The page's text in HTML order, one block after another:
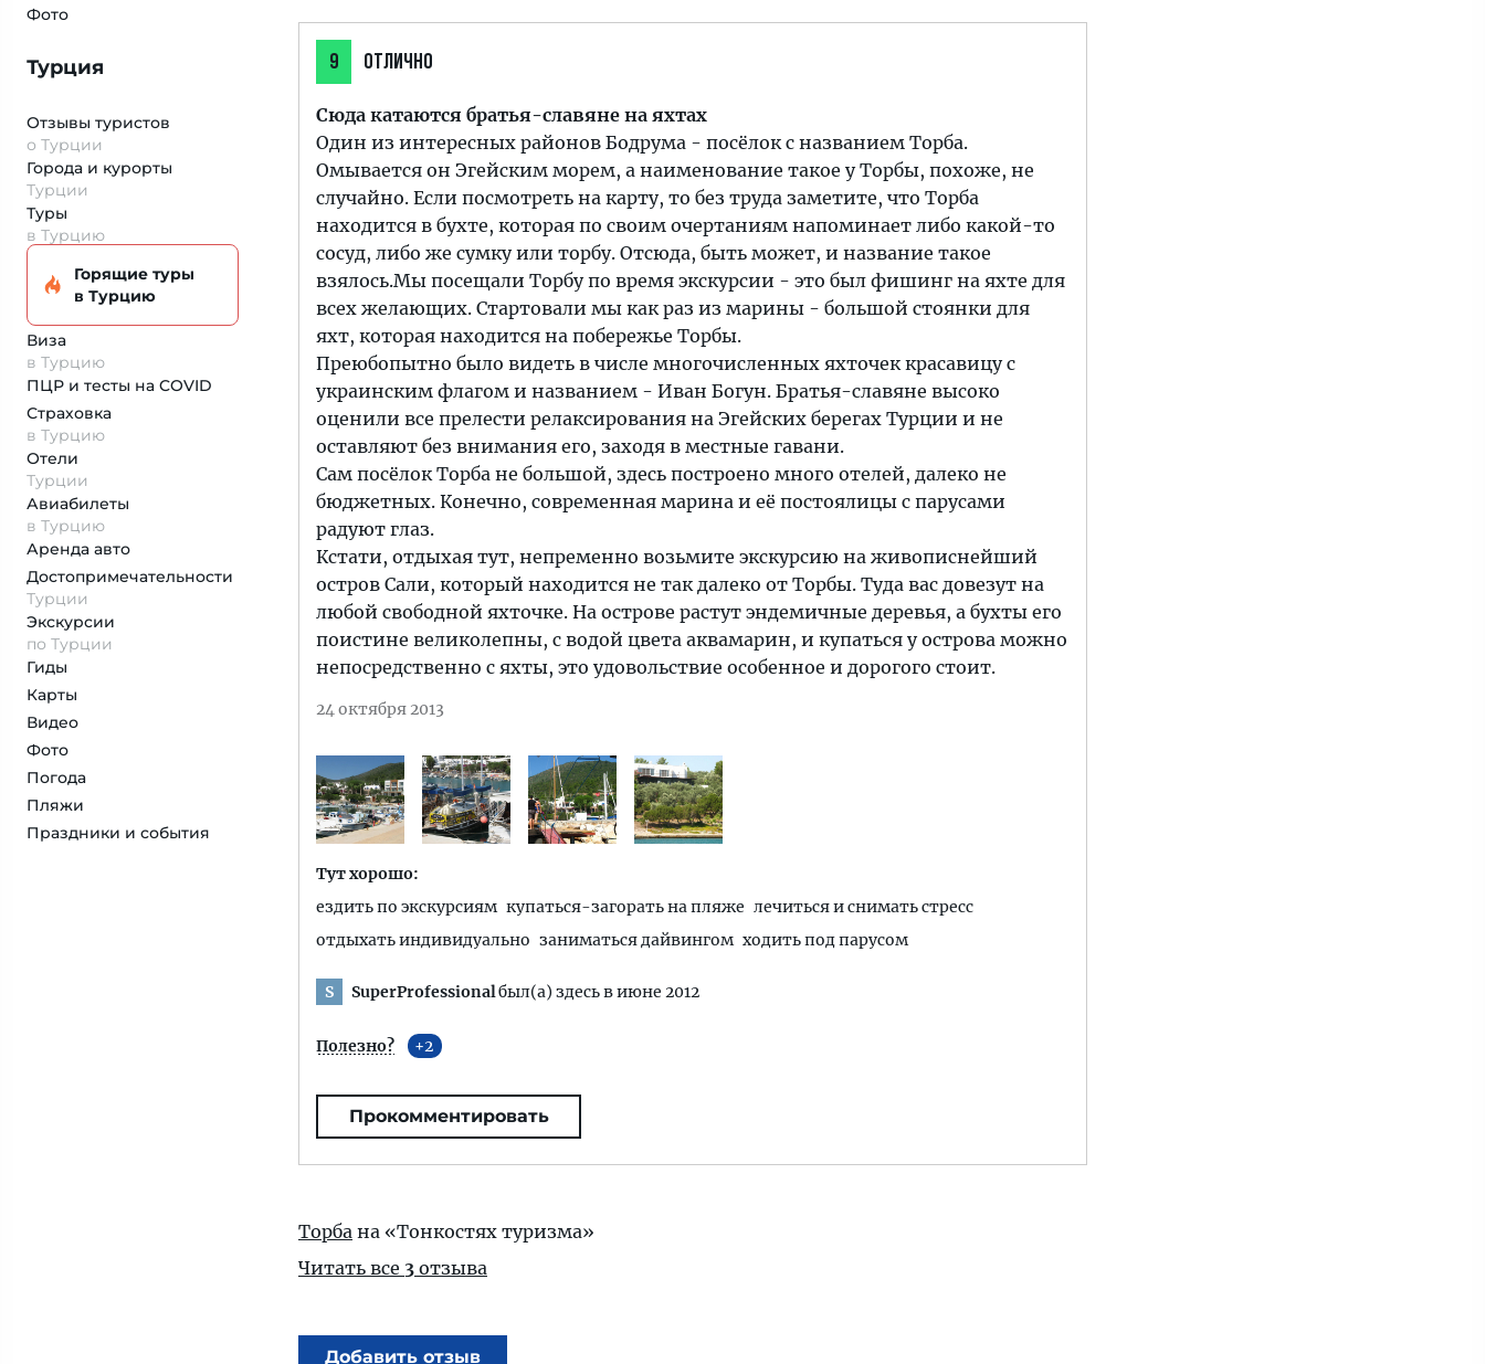
Фото
Турция
Отзывы туристов
о Турции
Города и курорты
Турции
Туры
в Турцию
Горящие туры
в Турцию
Виза
в Турцию
ПЦР и тесты на COVID
Страховка
в Турцию
Отели
Турции
Авиабилеты
в Турцию
Аренда авто
Достопримеча­тельности
Турции
Экскурсии
по Турции
Гиды
Карты
Видео
Фото
Погода
Пляжи
Праздники и события
9 ОТЛИЧНО
Сюда катаются братья-славяне на яхтах
Один из интересных районов Бодрума - посёлок с названием Торба.
Омывается он Эгейским морем, а наименование такое у Торбы, похоже, не
случайно. Если посмотреть на карту, то без труда заметите, что Торба
находится в бухте, которая по своим очертаниям напоминает либо какой-то
сосуд, либо же сумку или торбу. Отсюда, быть может, и название такое
взялось.Мы посещали Торбу по время экскурсии - это был фишинг на яхте для
всех желающих. Стартовали мы как раз из марины - большой стоянки для
яхт, которая находится на побережье Торбы.
Преюбопытно было видеть в числе многочисленных яхточек красавицу с
украинским флагом и названием - Иван Богун. Братья-славяне высоко
оценили все прелести релаксирования на Эгейских берегах Турции и не
оставляют без внимания его, заходя в местные гавани.
Сам посёлок Торба не большой, здесь построено много отелей, далеко не
бюджетных. Конечно, современная марина и её постоялицы с парусами
радуют глаз.
Кстати, отдыхая тут, непременно возьмите экскурсию на живописнейший
остров Сали, который находится не так далеко от Торбы. Туда вас довезут на
любой свободной яхточке. На острове растут эндемичные деревья, а бухты его
поистине великолепны, с водой цвета аквамарин, и купаться у острова можно
непосредственно с яхты, это удовольствие особенное и дорогого стоит.
24 октября 2013
Тут хорошо:
ездить по экскурсиям купаться-загорать на пляже лечиться и снимать стресс
отдыхать индивидуально заниматься дайвингом ходить под парусом
S SuperProfessionalбыл(а) здесь в июне 2012
Полезно? 2
Прокомментировать
Торба на «Тонкостях туризма»
Читать все 3 отзыва
Добавить отзыв